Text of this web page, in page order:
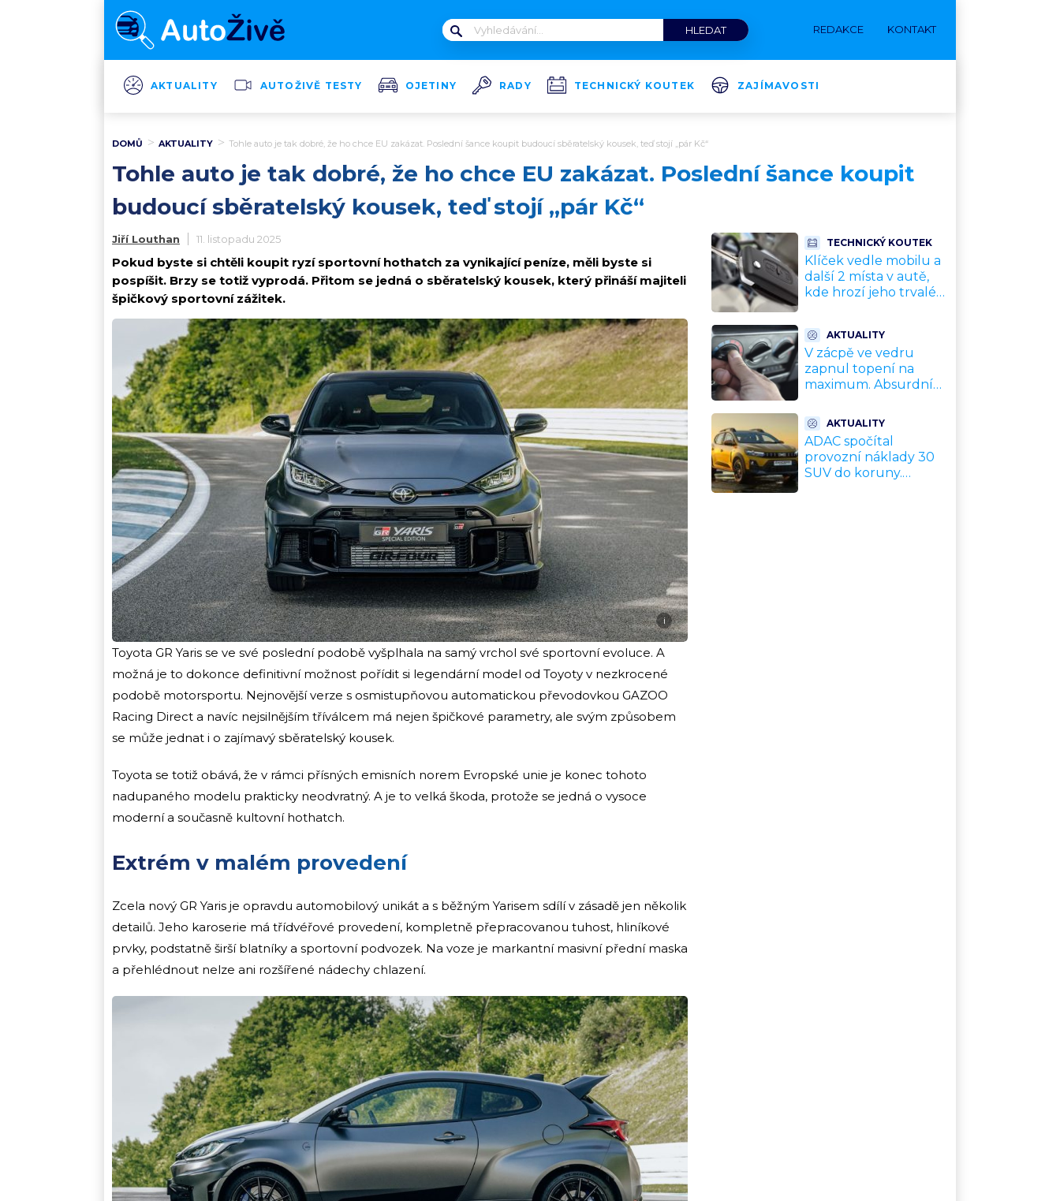
REDAKCE KONTAKT
AKTUALITY AUTOŽIVĚ TESTY OJETINY RADY TECHNICKÝ KOUTEK ZAJÍMAVOSTI
DOMŮ AKTUALITY Tohle auto je tak dobré, že ho chce EU zakázat. Poslední šance koupit budoucí sběratelský kousek, teď stojí „pár Kč“
Tohle auto je tak dobré, že ho chce EU zakázat. Poslední šance koupit
budoucí sběratelský kousek, teď stojí „pár Kč“
Jiří Louthan 11. listopadu 2025
Pokud byste si chtěli koupit ryzí sportovní hothatch za vynikající peníze, měli byste si
pospíšit. Brzy se totiž vyprodá. Přitom se jedná o sběratelský kousek, který přináší majiteli
špičkový sportovní zážitek.
i
Toyota GR Yaris se ve své poslední podobě vyšplhala na samý vrchol své sportovní evoluce. A
možná je to dokonce definitivní možnost pořídit si legendární model od Toyoty v nezkrocené
podobě motorsportu. Nejnovější verze s osmistupňovou automatickou převodovkou GAZOO
Racing Direct a navíc nejsilnějším tříválcem má nejen špičkové parametry, ale svým způsobem
se může jednat i o zajímavý sběratelský kousek.
Toyota se totiž obává, že v rámci přísných emisních norem Evropské unie je konec tohoto
nadupaného modelu prakticky neodvratný. A je to velká škoda, protože se jedná o vysoce
moderní a současně kultovní hothatch.
Extrém v malém provedení
Zcela nový GR Yaris je opravdu automobilový unikát a s běžným Yarisem sdílí v zásadě jen několik
detailů. Jeho karoserie má třídvéřové provedení, kompletně přepracovanou tuhost, hliníkové
prvky, podstatně širší blatníky a sportovní podvozek. Na voze je markantní masivní přední maska
a přehlédnout nelze ani rozšířené nádechy chlazení.
TECHNICKÝ KOUTEK
Klíček vedle mobilu a
další 2 místa v autě,
kde hrozí jeho trvalé
AKTUALITY
V zácpě ve vedru
zapnul topení na
maximum. Absurdní
před opravou za
desítky tisíc
AKTUALITY
ADAC spočítal
provozní náklady 30
SUV do koruny.